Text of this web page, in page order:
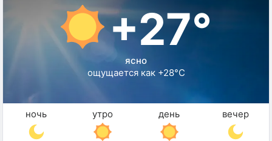
+27°
ясно
ощущается как +28°C
ночь утро день вечер